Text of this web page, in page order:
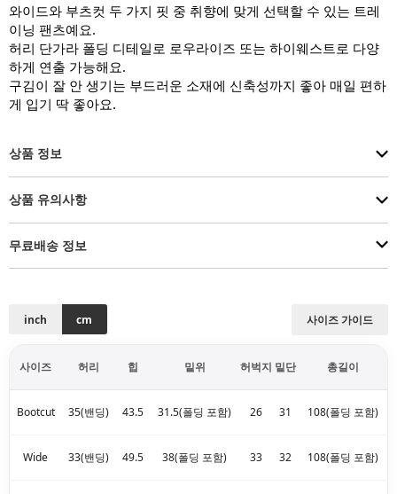
와이드와 부츠컷 두 가지 핏 중 취향에 맞게 선택할 수 있는 트레
이닝 팬츠예요.
허리 단가라 폴딩 디테일로 로우라이즈 또는 하이웨스트로 다양
하게 연출 가능해요.
구김이 잘 안 생기는 부드러운 소재에 신축성까지 좋아 매일 편하
게 입기 딱 좋아요.
상품 정보
상품 유의사항
무료배송 정보
사이즈 가이드
inch cm
사이즈 허리 힙 밑위 허벅지 밑단 총길이
Bootcut 35(밴딩) 43.5 31.5(폴딩 포함) 26 31 108(폴딩 포함)
Wide 33(밴딩) 49.5 38(폴딩 포함) 33 32 108(폴딩 포함)